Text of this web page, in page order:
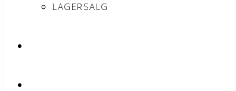
LAGERSALG